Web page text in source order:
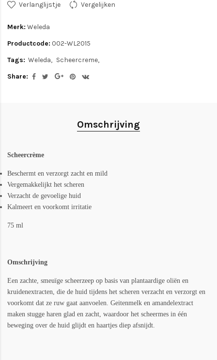
Verlanglijstje Vergelijken
Merk: Weleda
Productcode: 002-WL2015
Tags: Weleda
Scheercreme
Share:
Omschrijving
Scheercrème
Beschermt en verzorgt zacht en mild
Vergemakkelijkt het scheren
Verzacht de gevoelige huid
Kalmeert en voorkomt irritatie
75 ml
Omschrijving
Een zachte, smeuïge scheerzeep op basis van plantaardige oliën en
kruidenextracten, die de huid tijdens het scheren verzacht en verzorgt en
voorkomt dat ze ruw gaat aanvoelen. Geitenmelk en amandelextract
maken stugge haren glad en zacht, waardoor het scheermes in één
beweging over de huid glijdt en haartjes diep afsnijdt.